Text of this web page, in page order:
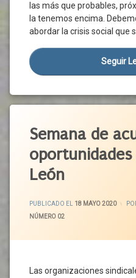
Investigación
Aplicada
Investigación
Jóvenes
León
Empresariales
Organizaciones
Población
Progreso
Legislativa
Popular
Junta
Normativa
Personas
Vulnerables
Renta
De
Ciudadanía
Seguridad
UGT
las más que probables,
la tenemos encima.
abordar la crisis social que
Seguir
De
Vida
Cartera
De
Servicios
CCAA
Covid-
Crisis
Dependencia
Discapacidad
Familiar
Enfermedad
Familia
Semana de
León
PUBLICADO EL 18 MAYO 2020
CATEGORÍAS:
NÚMERO 02
Las organizaciones
Acuerdo
Político
Agenda
2030
Castilla
CEOE
Consejo